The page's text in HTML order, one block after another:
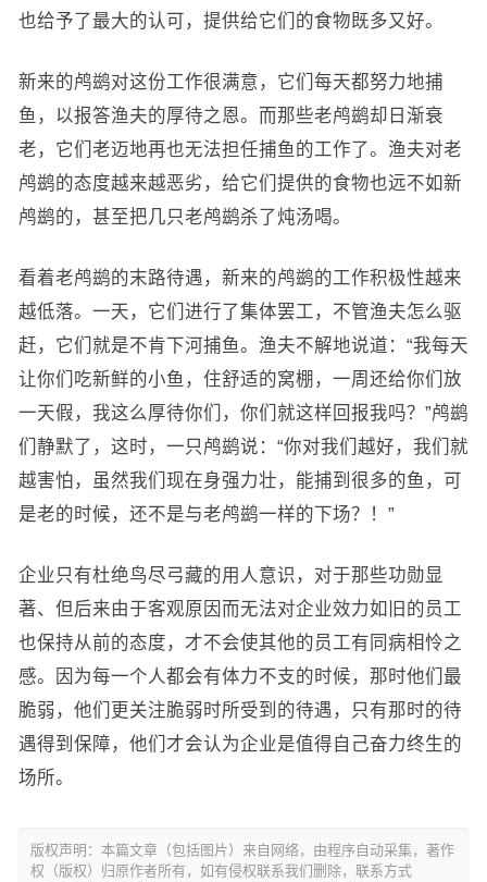
也给予了最大的认可，提供给它们的食物既多又好。
新来的鸬鹚对这份工作很满意，它们每天都努力地捕
鱼，以报答渔夫的厚待之恩。而那些老鸬鹚却日渐衰
老，它们老迈地再也无法担任捕鱼的工作了。渔夫对老
鸬鹚的态度越来越恶劣，给它们提供的食物也远不如新
鸬鹚的，甚至把几只老鸬鹚杀了炖汤喝。
看着老鸬鹚的末路待遇，新来的鸬鹚的工作积极性越来
越低落。一天，它们进行了集体罢工，不管渔夫怎么驱
赶，它们就是不肯下河捕鱼。渔夫不解地说道：“我每天
让你们吃新鲜的小鱼，住舒适的窝棚，一周还给你们放
一天假，我这么厚待你们，你们就这样回报我吗？”鸬鹚
们静默了，这时，一只鸬鹚说：“你对我们越好，我们就
越害怕，虽然我们现在身强力壮，能捕到很多的鱼，可
是老的时候，还不是与老鸬鹚一样的下场？！”
企业只有杜绝鸟尽弓藏的用人意识，对于那些功勋显
著、但后来由于客观原因而无法对企业效力如旧的员工
也保持从前的态度，才不会使其他的员工有同病相怜之
感。因为每一个人都会有体力不支的时候，那时他们最
脆弱，他们更关注脆弱时所受到的待遇，只有那时的待
遇得到保障，他们才会认为企业是值得自己奋力终生的
场所。
版权声明：本篇文章（包括图片）来自网络，由程序自动采集，著作
权（版权）归原作者所有，如有侵权联系我们删除，联系方式